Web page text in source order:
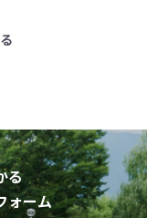
る
ォーム